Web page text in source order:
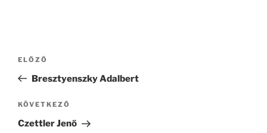
Bejegyzés
Korábbi
bejegyzés
ELŐZŐ
Bresztyenszky Adalbert
Következő
bejegyzés
KÖVETKEZŐ
Czettler Jenő